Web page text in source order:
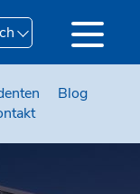
Blog